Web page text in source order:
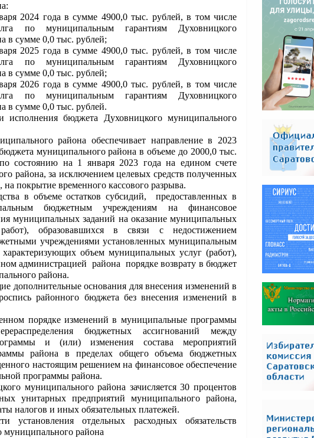
2024 года в сумме 4900,0 тыс. рублей, в том числе
по муниципальным гарантиям Духовницкого
в сумме 0,0 тыс. рублей;
2025 года в сумме 4900,0 тыс. рублей, в том числе
по муниципальным гарантиям Духовницкого
в сумме 0,0 тыс. рублей;
2026 года в сумме 4900,0 тыс. рублей, в том числе
по муниципальным гарантиям Духовницкого
в сумме 0,0 тыс. рублей.
исполнения бюджета Духовницкого муниципального
района обеспечивает направление в 2023
бюджета муниципального района в объеме до 2000,0 тыс.
состоянию на 1 января 2023 года на едином счете
района, за исключением целевых средств полученных
на покрытие временного кассового разрыва.
в объеме остатков субсидий, предоставленных в
бюджетным учреждениям на финансовое
муниципальных заданий на оказание муниципальных
образовавшихся в связи с недостижением
учреждениями установленных муниципальным
характеризующих объем муниципальных услуг (работ),
администрацией района порядке возврату в бюджет
района.
дополнительные основания для внесения изменений в
районного бюджета без внесения изменений в
порядке изменений в муниципальные программы
бюджетных ассигнований между
и (или) изменения состава мероприятий
района в пределах общего объема бюджетных
настоящим решением на финансовое обеспечение
программы района.
муниципального района зачисляется 30 процентов
унитарных предприятий муниципального района,
налогов и иных обязательных платежей.
установления отдельных расходных обязательств
района